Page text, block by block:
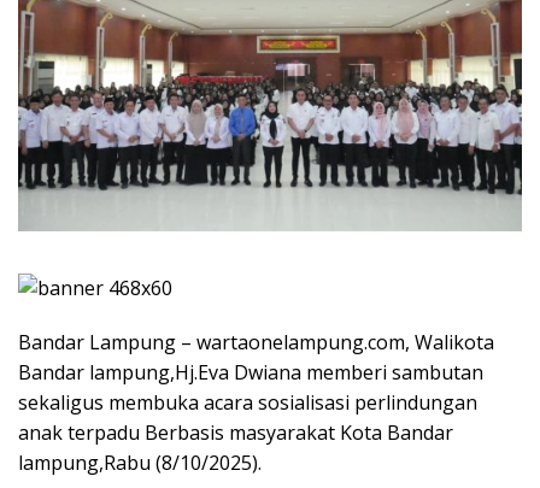
Bandar Lampung – wartaonelampung.com, Walikota
Bandar lampung,Hj.Eva Dwiana memberi sambutan
sekaligus membuka acara sosialisasi perlindungan
anak terpadu Berbasis masyarakat Kota Bandar
lampung,Rabu (8/10/2025).